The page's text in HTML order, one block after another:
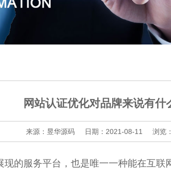
网站认证优化对品牌来说有什
来源：昱华源码 日期：2021-08-11 浏览
现的服务平台，也是唯一一种能在互联